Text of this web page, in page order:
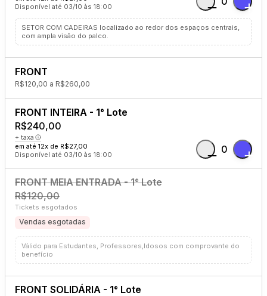
Disponível até 03/10 às 18:00
SETOR COM CADEIRAS localizado ao redor dos espaços centrais,
com ampla visão do palco.
FRONT
R$120,00 a R$260,00
FRONT INTEIRA - 1° Lote
R$240,00
+ taxa
em até 12x de R$27,00
Disponível até 03/10 às 18:00
0
FRONT MEIA ENTRADA - 1° Lote
R$120,00
Tickets esgotados
Vendas esgotadas
Válido para Estudantes, Professores,Idosos com comprovante do
benefício
FRONT SOLIDÁRIA - 1° Lote